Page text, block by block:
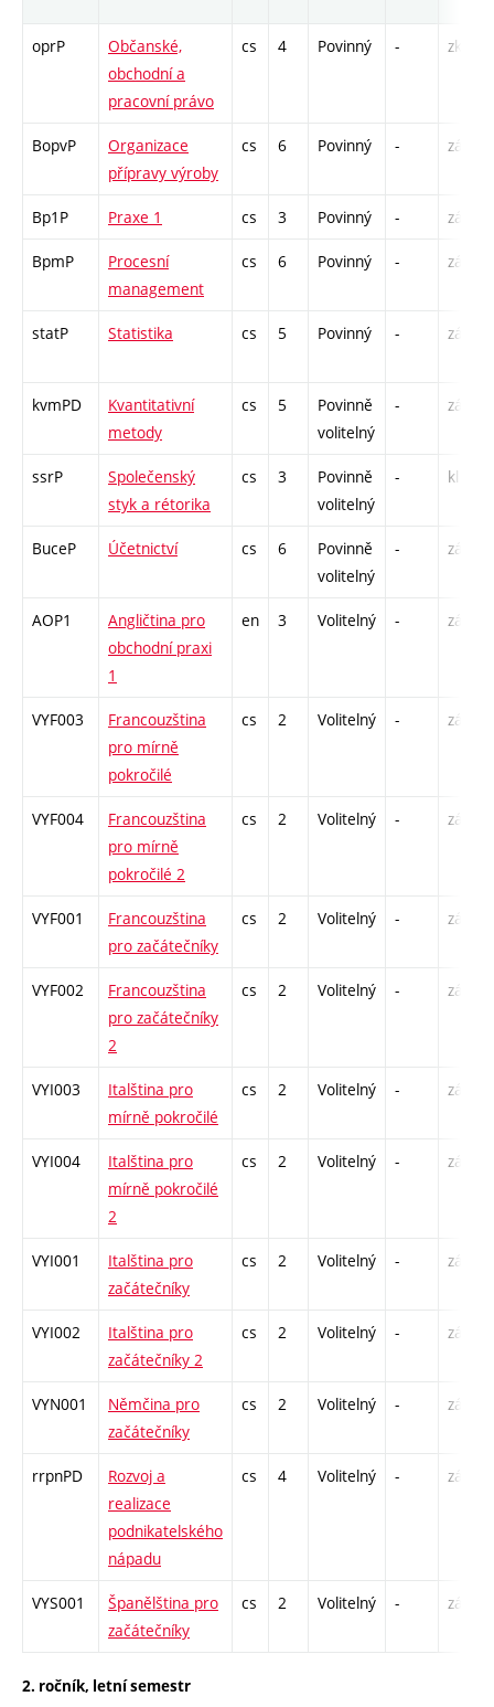
oprP
Občanské,
obchodní a
pracovní právo
cs 4 Povinný - zk
BopvP
Organizace
přípravy výroby
cs 6 Povinný - zá,zk
Bp1P Praxe 1 cs 3 Povinný - zá
BpmP
Procesní
management
cs 6 Povinný - zá,zk
statP Statistika cs 5 Povinný - zá,zk
kvmPD
Kvantitativní
metody
cs 5
Povinně
volitelný
- zá,zk
ssrP
Společenský
styk a rétorika
cs 3
Povinně
volitelný
- kl
BuceP Účetnictví cs 6
Povinně
volitelný
- zá,zk
AOP1
Angličtina pro
obchodní praxi
1
en 3 Volitelný - zá,zk
VYF003
Francouzština
pro mírně
pokročilé
cs 2 Volitelný - zá
VYF004
Francouzština
pro mírně
pokročilé 2
cs 2 Volitelný - zá
VYF001
Francouzština
pro začátečníky
cs 2 Volitelný - zá
VYF002
Francouzština
pro začátečníky
2
cs 2 Volitelný - zá
VYI003
Italština pro
mírně pokročilé
cs 2 Volitelný - zá
VYI004
Italština pro
mírně pokročilé
2
cs 2 Volitelný - zá
VYI001
Italština pro
začátečníky
cs 2 Volitelný - zá
VYI002
Italština pro
začátečníky 2
cs 2 Volitelný - zá
VYN001
Němčina pro
začátečníky
cs 2 Volitelný - zá
rrpnPD
Rozvoj a
realizace
podnikatelského
nápadu
cs 4 Volitelný - zá
VYS001
Španělština pro
začátečníky
cs 2 Volitelný - zá
2. ročník, letní semestr